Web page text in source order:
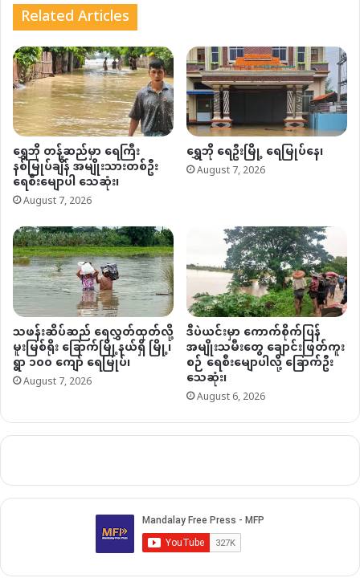
Related Articles
ရွှေဘို တန့်ဆည်မှာ ရေကြီး
နစ်မြုပ်ချိန် အမျိုးသားတစ်ဦး
ရေစီးမျောပါ သေဆုံး၊
August 7, 2026
ရွှေဘို ရေဦးမြို့ ရေမြုပ်နေ၊
August 7, 2026
သဖန်းဆိပ်ဆည် ရေလွှတ်ထုတ်လို့
မူးမြစ်ရိုး ခြောက်မြို့နယ်ရှိ မြို့၊
ရွာ ၁၀၀ ကျော် ရေမြုပ်၊
August 7, 2026
ဒီပဲယင်းမှာ ကောက်စိုက်ပြန်
အမျိုးသမီးတွေ ချောင်းဖြတ်ကူး
စဉ် ရေစီးမျောပါလို့ ခြောက်ဦး
သေဆုံး၊
August 6, 2026